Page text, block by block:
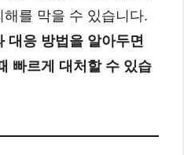
를 막을 수 있습니다.
대응 방법을 알아두면
빠르게 대처할 수 있습